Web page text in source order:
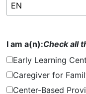
I am a(n):Check all
Early Learning
Caregiver for
Center-Based